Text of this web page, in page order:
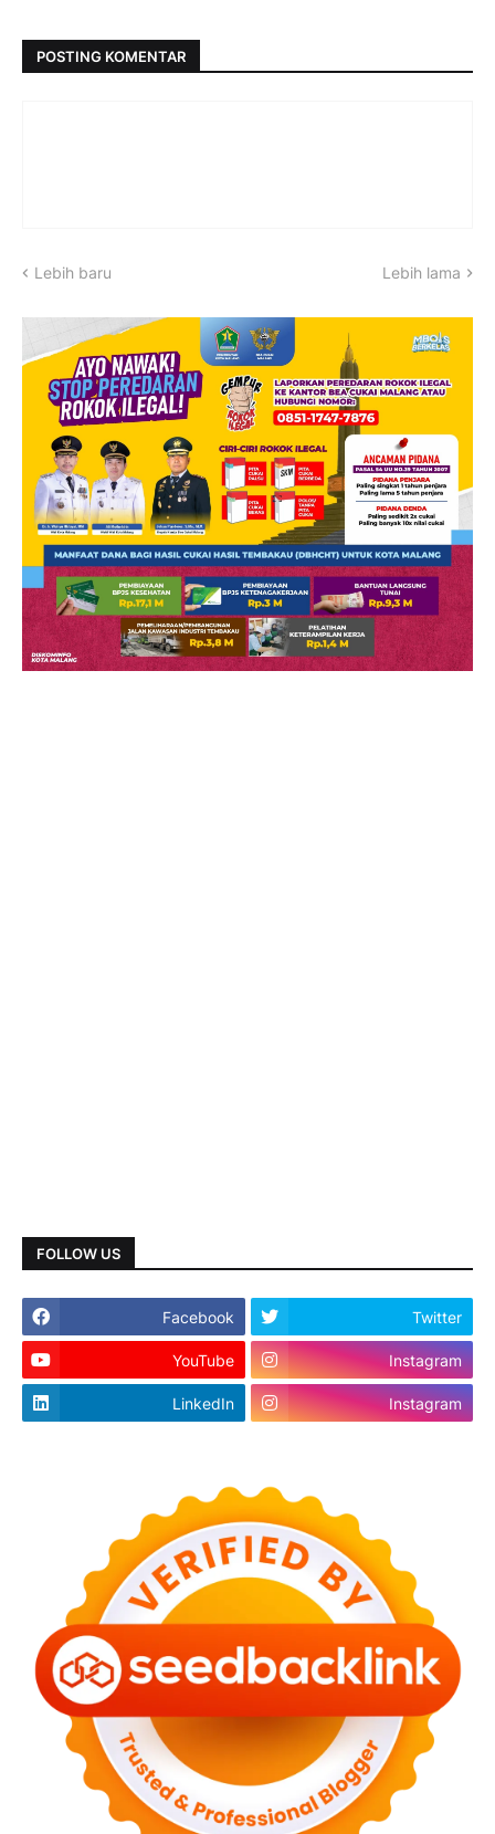
POSTING KOMENTAR
Lebih baru Lebih lama
FOLLOW US
Facebook Twitter
YouTube Instagram
LinkedIn Instagram